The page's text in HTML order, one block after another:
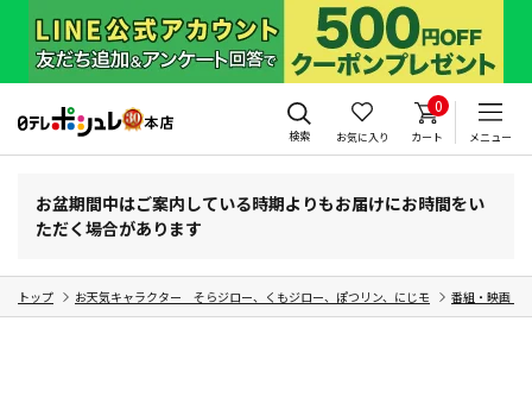
検索 お気に入り
0
カート メニュー
お盆期間中はご案内している時期よりもお届けにお時間をい
ただく場合があります
トップ お天気キャラクター そらジロー、くもジロー、ぽつリン、にじモ 番組・映画・